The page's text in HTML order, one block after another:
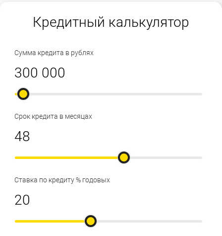
Кредитный калькулятор
Сумма кредита в рублях
Срок кредита в месяцах
Ставка по кредиту % годовых